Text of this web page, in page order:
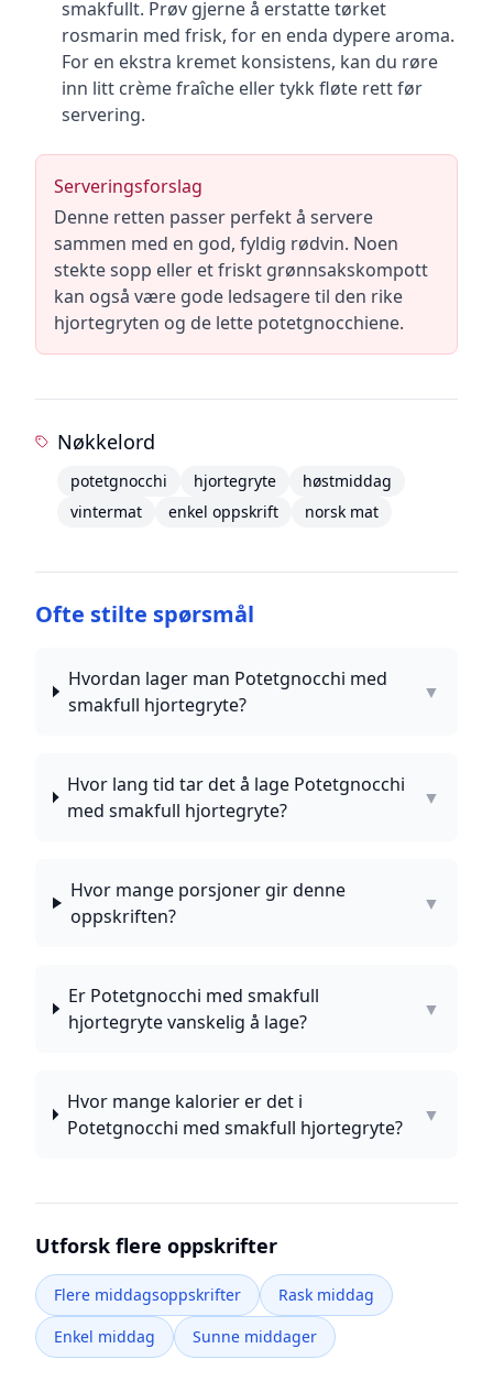
smakfullt. Prøv gjerne å erstatte tørket
rosmarin med frisk, for en enda dypere aroma.
For en ekstra kremet konsistens, kan du røre
inn litt crème fraîche eller tykk fløte rett før
servering.
Serveringsforslag
Denne retten passer perfekt å servere
sammen med en god, fyldig rødvin. Noen
stekte sopp eller et friskt grønnsakskompott
kan også være gode ledsagere til den rike
hjortegryten og de lette potetgnocchiene.
Nøkkelord
potetgnocchi hjortegryte
høstmiddag
vintermat
enkel oppskrift norsk mat
Ofte stilte spørsmål
Hvordan lager man Potetgnocchi med
smakfull hjortegryte?
▼
Hvor lang tid tar det å lage Potetgnocchi
med smakfull hjortegryte?
▼
Hvor mange porsjoner gir denne
oppskriften?
▼
Er Potetgnocchi med smakfull
hjortegryte vanskelig å lage?
▼
Hvor mange kalorier er det i
Potetgnocchi med smakfull hjortegryte?
▼
Utforsk flere oppskrifter
Flere middagsoppskrifter
Rask middag
Enkel middag
Sunne middager